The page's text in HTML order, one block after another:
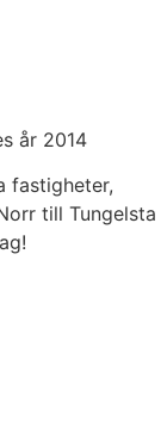
år 2014
fastigheter,
till Tungelsta